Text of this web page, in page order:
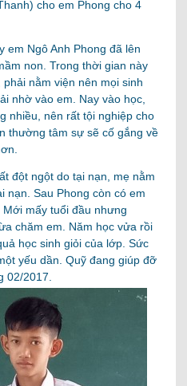
cho em Phong cho 4
em Ngô Anh Phong đã lên
non. Trong thời gian này
nằm viện nên mọi sinh
nhờ vào em. Nay vào học,
nhiều, nên rất tội nghiệp cho
thường tâm sự sẽ cố gắng về
đột ngột do tại nạn, mẹ nằm
nạn. Sau Phong còn có em
mấy tuổi đầu nhưng
chăm em. Năm học vửa rồi
học sinh giỏi của lớp. Sức
yếu dần. Quỹ đang giúp đỡ
02/2017.